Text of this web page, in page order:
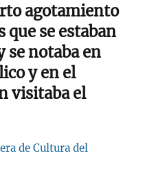
agotamiento
que se estaban
se notaba en
y en el
visitaba el
de Cultura del